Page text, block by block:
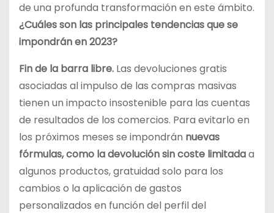
de una profunda transformación en este ámbito.
¿Cuáles son las principales tendencias que se
impondrán en 2023?
Fin de la barra libre. Las devoluciones gratis
asociadas al impulso de las compras masivas
tienen un impacto insostenible para las cuentas
de resultados de los comercios. Para evitarlo en
los próximos meses se impondrán nuevas
fórmulas, como la devolución sin coste limitadaa
algunos productos, gratuidad solo para los
cambios o la aplicación de gastos
personalizados en función del perfil del